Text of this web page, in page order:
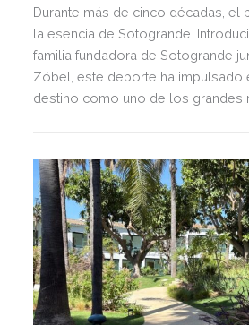
Durante más de cinco décadas,
la esencia de Sotogrande.
familia fundadora de Sotogrande
Zóbel, este deporte ha impulsado
destino como uno de los grandes
exclusiva agenda social.